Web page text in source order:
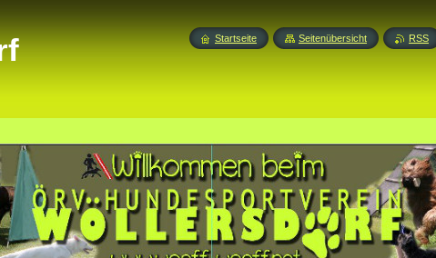
Startseite Seitenübersicht RSS